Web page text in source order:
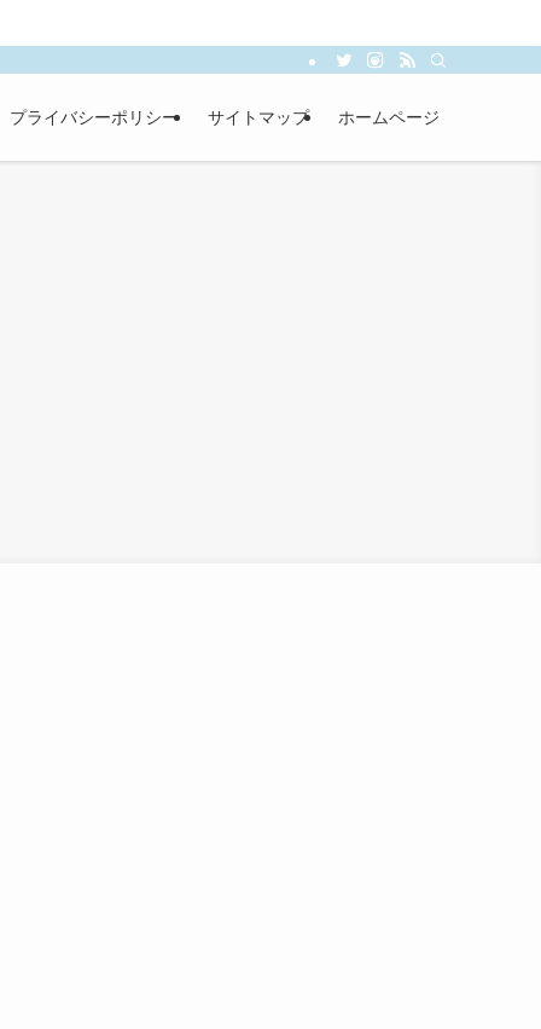
プライバシーポリシー サイトマップ ホームページ